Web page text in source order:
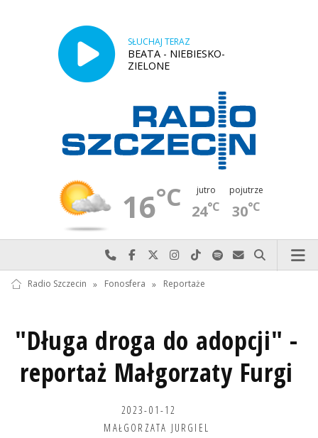
SŁUCHAJ TERAZ
BEATA - NIEBIESKO-
ZIELONE
16°C jutro
24°C
pojutrze
30°C
Najlepiej po prostu do nas zadzwoń
Odwiedź nas na Facebook-u
Odwiedź nas na X
Odwiedź nas na Instagram-ie
Odwiedź nas na TikTok-u
Szukaj nas na Spotify
Wyślij do nas
Szukaj
Radio Szczecin » Fonosfera » Reportaże
"Długa droga do adopcji" -
reportaż Małgorzaty Furgi
2023-01-12
MAŁGORZATA JURGIEL